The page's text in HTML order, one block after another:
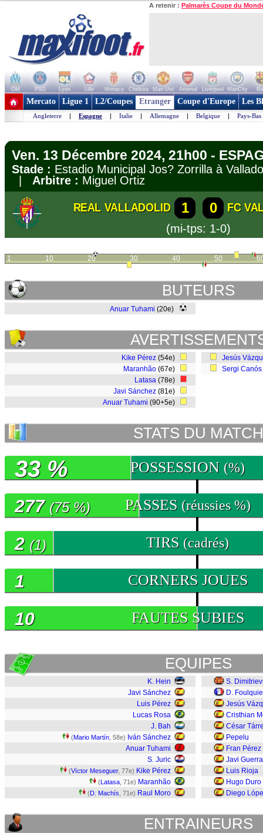
A retenir : Palmarès Coupe du
OM PSG Lyon Lille Monaco Chelsea Man Utd Arsenal Liverpool ManCity
+ de clubs
Mercato Ligue 1 L2/Coupes Etranger Coupe d'Europe Les
Angleterre | Espagne | Italie | Allemagne | Belgique | Pays-Bas
Ven. 13 Décembre 2024, 21h00 -
Stade : Estadio Municipal Jos? Zorrilla à
Arbitre : Miguel Ortiz
REAL VALLADOLID 1 0
FC
(mi-tps: 1-0)
1 10 20 30 40 50
BUTEURS
Anuar Tuhami (20e)
Kike Pérez (54e)
Maranhão (67e)
Latasa (78e)
Javi Sánchez (81e)
Anuar Tuhami (90+5e)
Jesús
Sergi Canós
STATS DU MATCH
POSSESSION (%)
33 %
PASSES (réussies %)
277 (75 %)
TIRS (cadrés)
2 (1)
CORNERS JOUES
1
FAUTES SUBIES
10
EQUIPES
K. Hein
Javi Sánchez
Luis Pérez
Lucas Rosa
J. Bah
(Mario Martín , 58e) Iván Sánchez
Anuar Tuhami
S. Juric
(Víctor Meseguer, 77e) Kike Pérez
(Latasa , 71e) Maranhão
(D. Machís , 71e) Raul Moro
S.
D.
Jesús
Cristhian
César
Pepelu
Fran Pérez
Javi Guerra
Luis Rioja
Hugo Duro
Diego
ENTRAINEURS